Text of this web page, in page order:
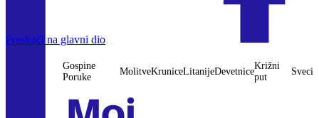
Preskoči na glavni dioGospine Poruke
Krunice
Litanije
Devetnice
Sveci